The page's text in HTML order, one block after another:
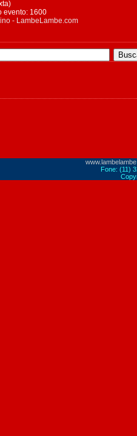
evento: 1600
- LambeLambe.com
Fone: (11)